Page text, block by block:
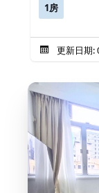
1房
更新日期: